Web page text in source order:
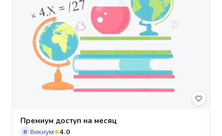
Премиум доступ на месяц
В Викиум
4.0